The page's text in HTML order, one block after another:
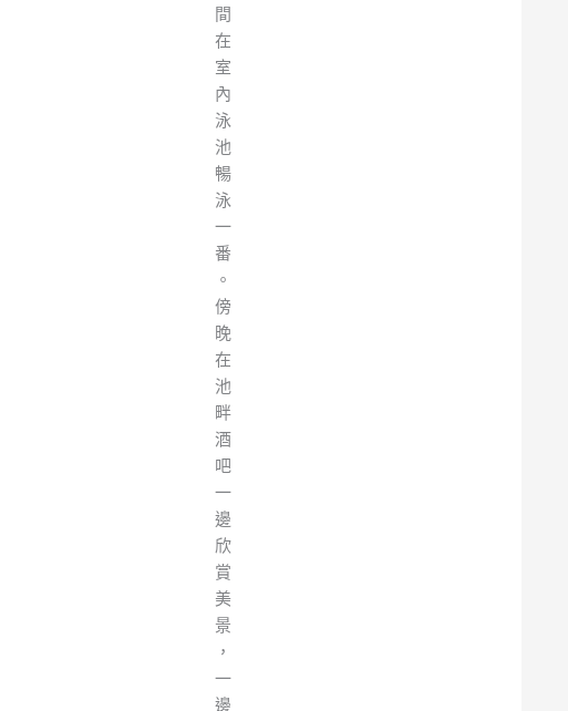
間
在
室
內
泳
池
暢
泳
一
番
。
傍
晚
在
池
畔
酒
吧
一
邊
欣
賞
美
景
，
一
邊